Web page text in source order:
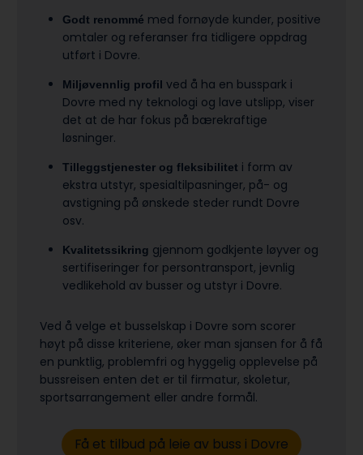
Godt renommé med fornøyde kunder, positive
omtaler og referanser fra tidligere oppdrag
utført i Dovre.
Miljøvennlig profil ved å ha en busspark i
Dovre med ny teknologi og lave utslipp, viser
det at de har fokus på bærekraftige
løsninger.
Tilleggstjenester og fleksibilitet i form av
ekstra utstyr, spesialtilpasninger, på- og
avstigning på ønskede steder rundt Dovre
osv.
Kvalitetssikring gjennom godkjente løyver og
sertifiseringer for persontransport, jevnlig
vedlikehold av busser og utstyr i Dovre.
Ved å velge et busselskap i Dovre som scorer
høyt på disse kriteriene, øker man sjansen for å få
en punktlig, problemfri og hyggelig opplevelse på
bussreisen enten det er til firmatur, skoletur,
sports­arrangement eller andre formål.
Få et tilbud på leie av buss i Dovre